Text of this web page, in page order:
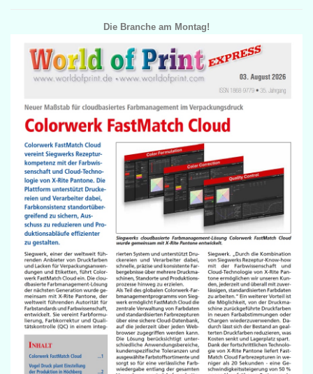
Die Branche am Montag!